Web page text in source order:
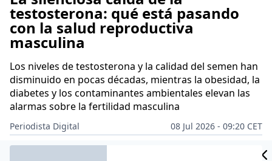
testosterona: qué está pasando
con la salud reproductiva
masculina
Los niveles de testosterona y la calidad del semen han
disminuido en pocas décadas, mientras la obesidad, la
diabetes y los contaminantes ambientales elevan las
alarmas sobre la fertilidad masculina
Periodista Digital
08 Jul 2026 - 09:20 CET
Archivado en: CIENCIA